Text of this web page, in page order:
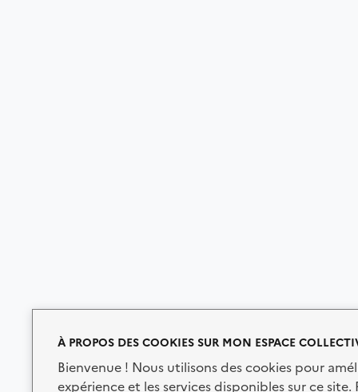
À PROPOS DES COOKIES SUR MON ESPACE
Bienvenue ! Nous utilisons des cookies pour
expérience et les services disponibles sur ce site.